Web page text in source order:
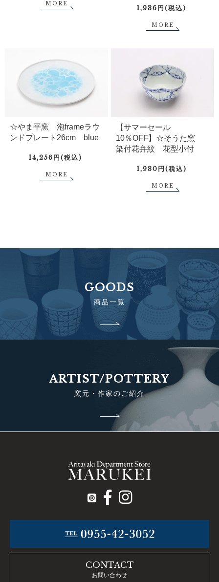
MORE
1,936円(税込)
MORE
☆やま平窯 泡frameラウ
ンドプレート26cm blue
14,256円(税込)
MORE
【サマーセール
10％OFF】☆そうた窯
染付花弁紋 花型小付
1,980円(税込)
MORE
GOODS
商品一覧
ARTIST/POTTERY
窯元・作家のご紹介
CONTACT
お問い合わせ